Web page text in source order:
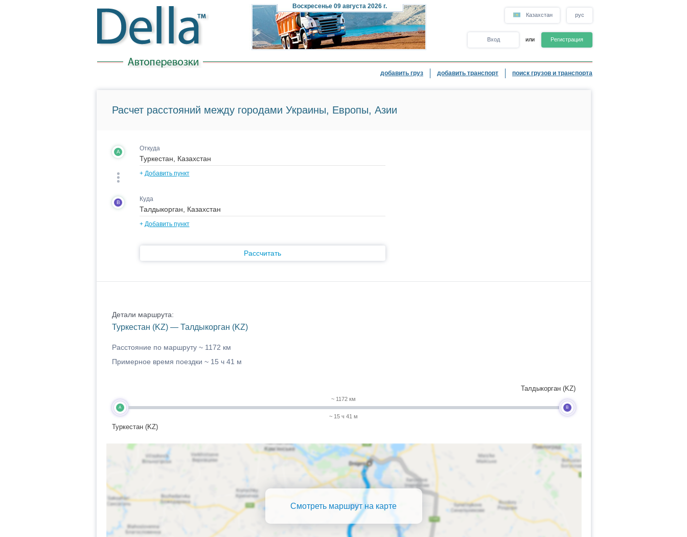
Воскресенье09 августа 2026 г.
Казахстан рус
Вход или Регистрация
добавить груз добавить транспорт поиск грузов и транспорта
Расчет расстояний между городами Украины, Европы, Азии
A Откуда
+ Добавить пункт
B Куда
+ Добавить пункт
Рассчитать
Детали маршрута:
Туркестан (KZ) — Талдыкорган (KZ)
Расстояние по маршруту ~ 1172 км
Примерное время поездки ~ 15 ч 41 м
A
Туркестан (KZ)
~ 1172 км
~ 15 ч 41 м
B
Талдыкорган (KZ)
Смотреть маршрут на карте